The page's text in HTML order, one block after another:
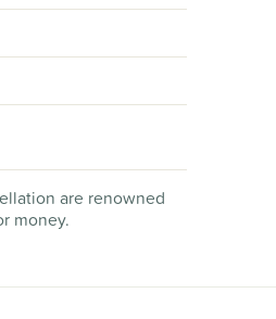
are renowned
money.